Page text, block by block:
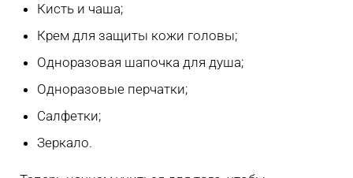
Кисть и чаша;
Крем для защиты кожи головы;
Одноразовая шапочка для душа;
Одноразовые перчатки;
Салфетки;
Зеркало.